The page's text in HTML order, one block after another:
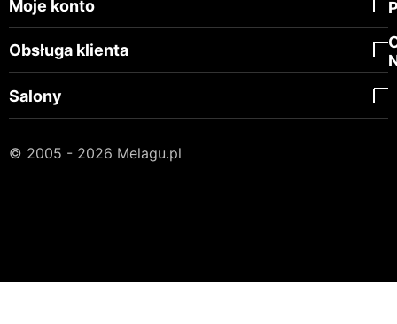
Moje konto
Obsługa klienta
Salony
© 2005 - 2026 Melagu.pl